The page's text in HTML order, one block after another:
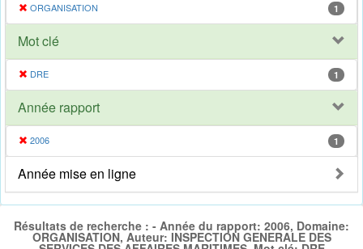
ORGANISATION 1
Mot clé
DRE 1
Année rapport
2006 1
Année mise en ligne
Résultats de recherche : - Année du rapport: 2006, Domaine:
ORGANISATION, Auteur: INSPECTION GENERALE DES